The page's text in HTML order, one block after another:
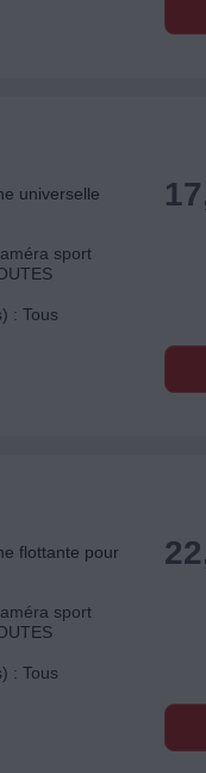
universelle
sport
: Tous
flottante pour
sport
: Tous